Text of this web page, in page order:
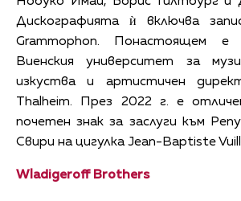
Дискографията ѝ включва
Grammophon. Понастоящем е
Виенския университет за
изкуства и артистичен
Thalheim. През 2022 г. е
почетен знак за заслуги към
Свири на цигулка Jean-Baptiste
W ladigeroff Brothers